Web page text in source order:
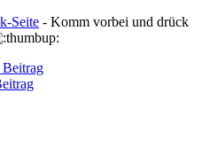
Seite - Komm vorbei und drück